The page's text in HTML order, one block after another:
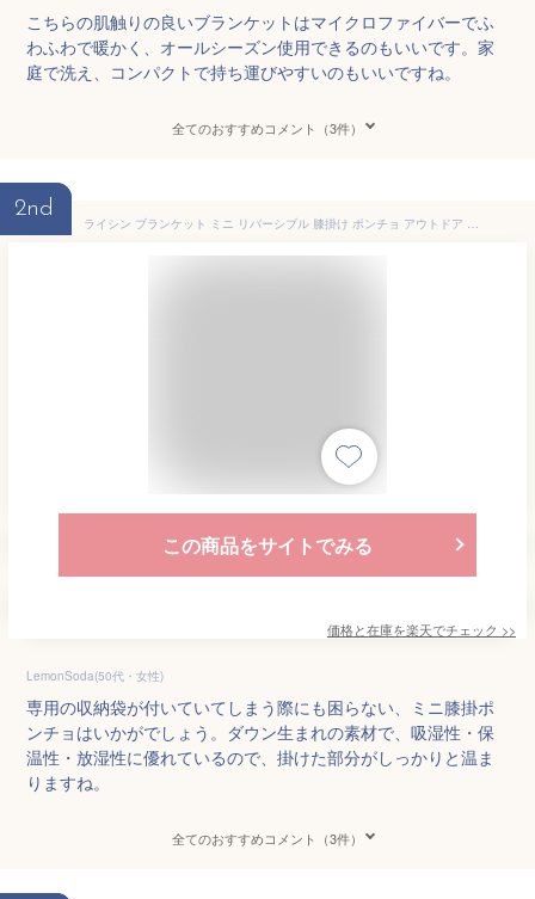
こちらの肌触りの良いブランケットはマイクロファイバーでふ
わふわで暖かく、オールシーズン使用できるのもいいです。家
庭で洗え、コンパクトで持ち運びやすいのもいいですね。
全てのおすすめコメント（3件）
2nd
ライシン ブランケット ミニ リバーシブル 膝掛け ポンチョ アウトドア キャンプ ダウン シルク
この商品をサイトでみる
価格と在庫を楽天でチェック >>
LemonSoda(50代・女性)
専用の収納袋が付いていてしまう際にも困らない、ミニ膝掛ポ
ンチョはいかがでしょう。ダウン生まれの素材で、吸湿性・保
温性・放湿性に優れているので、掛けた部分がしっかりと温ま
りますね。
全てのおすすめコメント（3件）